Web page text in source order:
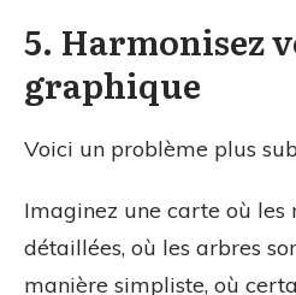
5. Harmonisez
graphique
Voici un problème plus
Imaginez une carte où les
détaillées, où les arbres
manière simpliste, où